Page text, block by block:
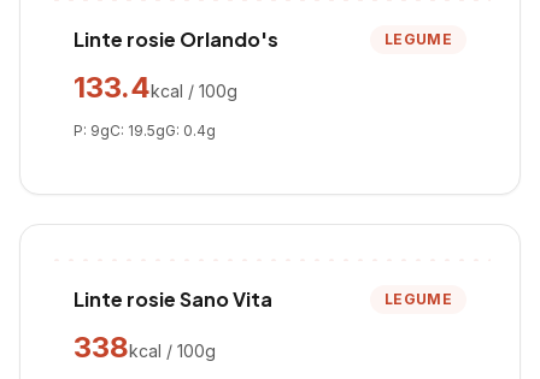
Linte rosie Orlando's LEGUME
133.4kcal / 100g
P: 9gC: 19.5gG: 0.4g
Linte rosie Sano Vita LEGUME
338kcal / 100g